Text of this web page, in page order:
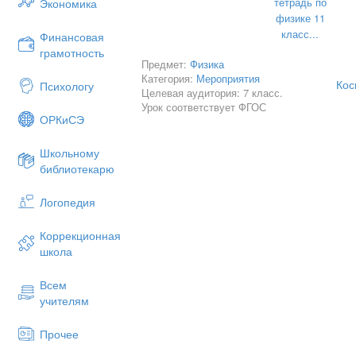
Экономика
Финансовая
грамотность
Психологу
ОРКиСЭ
Школьному
библиотекарю
Логопедия
Коррекционная
школа
Всем
учителям
Прочее
II, запечатлена проходящая
известная как терминатор. На
оттенках синего и коричневого.
сияния.
физике 11
класс...
Предмет:Физика
Категория: Мероприятия
Целевая аудитория: 7 класс.
Урок соответствует ФГОС